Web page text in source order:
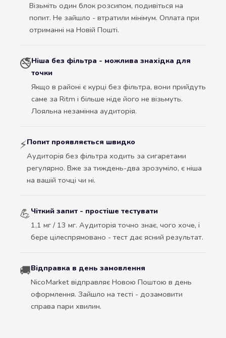
Візьміть один блок розсипом, подивіться на
попит. Не зайшло - втратили мінімум. Оплата при
отриманні на Новій Пошті.
🚭Ніша без фільтра - можлива знахідка для
точки
Якщо в районі є курці без фільтра, вони прийдуть
саме за Ritm і більше ніде його не візьмуть.
Лояльна незамінна аудиторія.
⚡Попит проявляється швидко
Аудиторія без фільтра ходить за сигаретами
регулярно. Вже за тиждень-два зрозуміло, є ніша
на вашій точці чи ні.
💪Чіткий запит - простіше тестувати
1,1 мг / 13 мг. Аудиторія точно знає, чого хоче, і
бере цілеспрямовано - тест дає ясний результат.
🚚Відправка в день замовлення
NicoMarket відправляє Новою Поштою в день
оформлення. Зайшло на тесті - дозамовити
справа пари хвилин.